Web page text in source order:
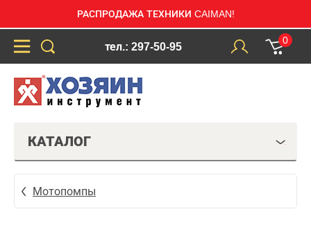
РАСПРОДАЖА ТЕХНИКИ CAIMAN!
тел.: 297-50-95
0
КАТАЛОГ
Мотопомпы